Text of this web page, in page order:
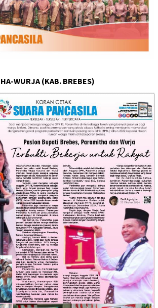
WURJA (KAB. BREBES)